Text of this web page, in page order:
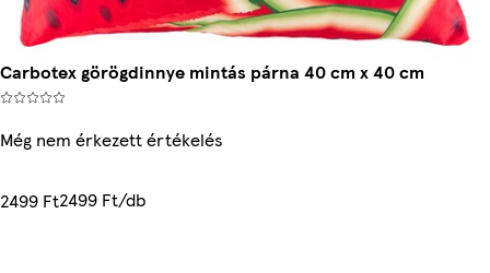
Carbotex görögdinnye mintás párna 40 cm x 40 cm
Még nem érkezett értékelés
2499 Ft2499 Ft/db